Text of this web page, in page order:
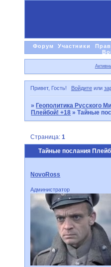
Форум Участники
Привет, Гость! Войдитеили
»Геополитика Русского
Плейбой! +18 »Тайные
Тайные послания
Страница:1
NovoRoss
Администратор